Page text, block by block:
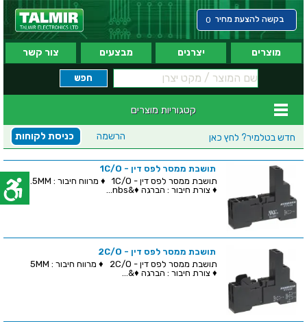
בקשה להצעת מחיר 0
מוצרים יצרנים מבצעים צור קשר
קטגוריות מוצרים
חדש בטלמיר? לחץ כאן כניסת לקוחות הרשמה
תושבת ממסר לפס דין - 1C/O
תושבת ממסר לפס דין - 1C/O ♦ מרווח חיבור : 3.5MM
♦ צורת חיבור : הברגה ♦&nbs...
תושבת ממסר לפס דין - 2C/O
תושבת ממסר לפס דין - 2C/O ♦ מרווח חיבור : 5MM
♦ צורת חיבור : הברגה ♦&...